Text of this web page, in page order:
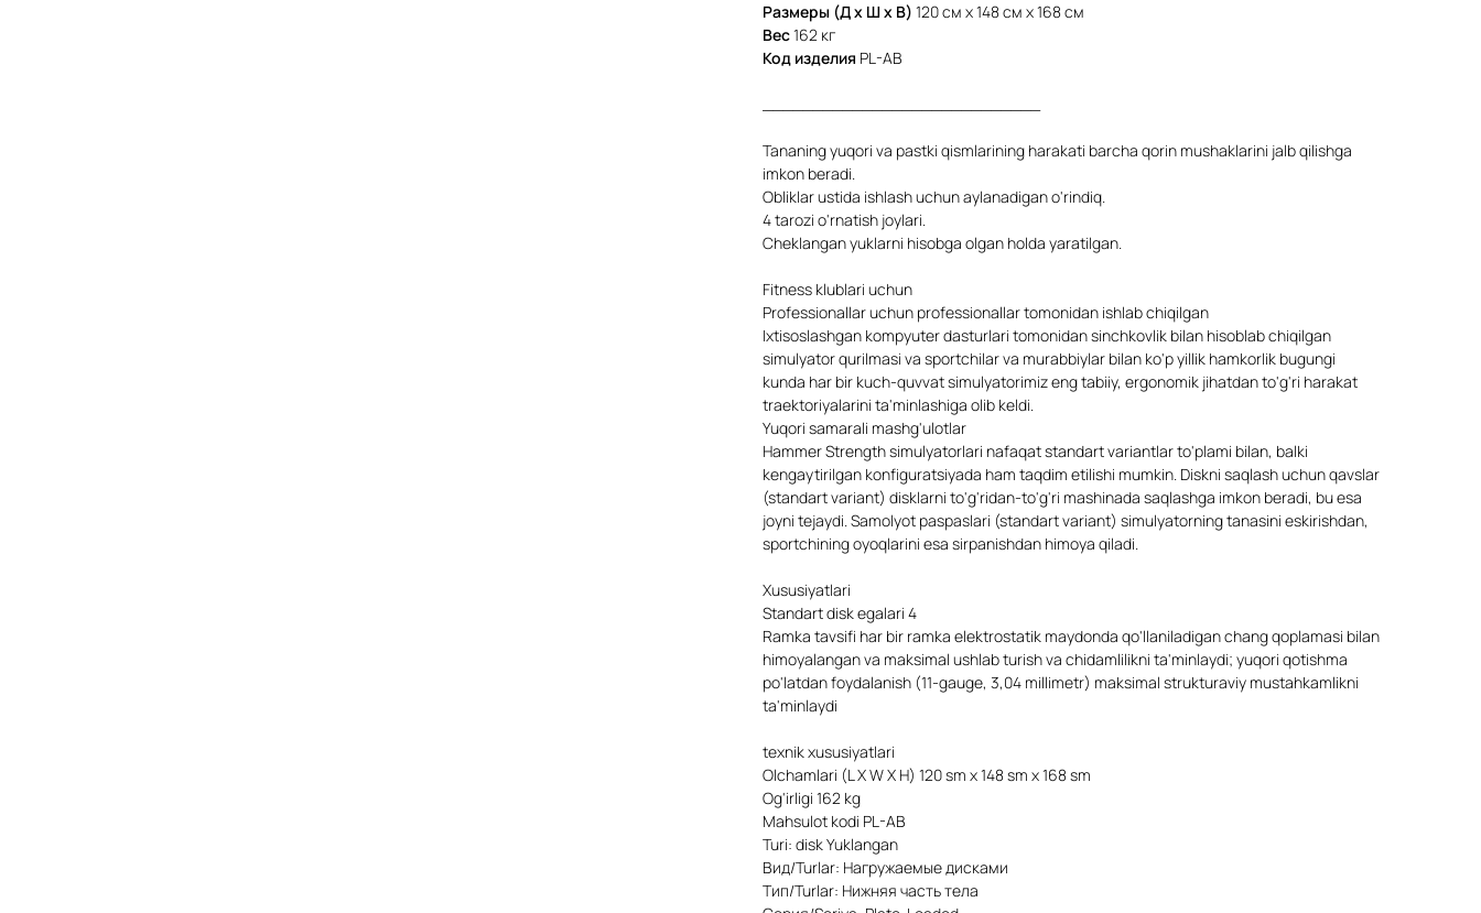
Размеры (Д x Ш x В) 120 см x 148 см x 168 см
Вес162 кг
Код изделия PL-AB
Tananing yuqori va pastki qismlarining harakati barcha qorin mushaklarini jalb qilishga
imkon beradi.
Obliklar ustida ishlash uchun aylanadigan o'rindiq.
4 tarozi o'rnatish joylari.
Cheklangan yuklarni hisobga olgan holda yaratilgan.
Fitness klublari uchun
Professionallar uchun professionallar tomonidan ishlab chiqilgan
Ixtisoslashgan kompyuter dasturlari tomonidan sinchkovlik bilan hisoblab chiqilgan
simulyator qurilmasi va sportchilar va murabbiylar bilan ko'p yillik hamkorlik bugungi
kunda har bir kuch-quvvat simulyatorimiz eng tabiiy, ergonomik jihatdan to'g'ri harakat
traektoriyalarini ta'minlashiga olib keldi.
Yuqori samarali mashg'ulotlar
Hammer Strength simulyatorlari nafaqat standart variantlar to'plami bilan, balki
kengaytirilgan konfiguratsiyada ham taqdim etilishi mumkin. Diskni saqlash uchun qavslar
(standart variant) disklarni to'g'ridan-to'g'ri mashinada saqlashga imkon beradi, bu esa
joyni tejaydi. Samolyot paspaslari (standart variant) simulyatorning tanasini eskirishdan,
sportchining oyoqlarini esa sirpanishdan himoya qiladi.
Xususiyatlari
Standart disk egalari 4
Ramka tavsifi har bir ramka elektrostatik maydonda qo'llaniladigan chang qoplamasi bilan
himoyalangan va maksimal ushlab turish va chidamlilikni ta'minlaydi; yuqori qotishma
po'latdan foydalanish (11-gauge, 3,04 millimetr) maksimal strukturaviy mustahkamlikni
ta'minlaydi
texnik xususiyatlari
Olchamlari (L X W X H) 120 sm x 148 sm x 168 sm
Og'irligi 162 kg
Mahsulot kodi PL-AB
Turi: disk Yuklangan
Вид/Turlar: Нагружаемые дисками
Тип/Turlar: Нижняя часть тела